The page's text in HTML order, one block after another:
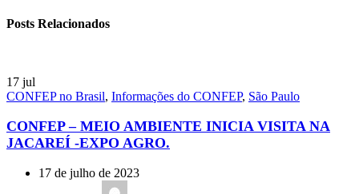
Posts Relacionados
17 jul
CONFEP no Brasil, Informações do CONFEP, São Paulo
CONFEP – MEIO AMBIENTE INICIA VISITA NA
JACAREÍ -EXPO AGRO.
17 de julho de 2023